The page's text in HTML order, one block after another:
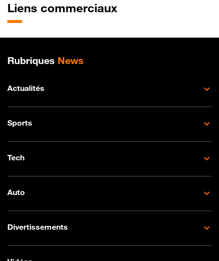
Liens commerciaux
Plan de site
Rubriques News
Actualités
Sports
Tech
Auto
Divertissements